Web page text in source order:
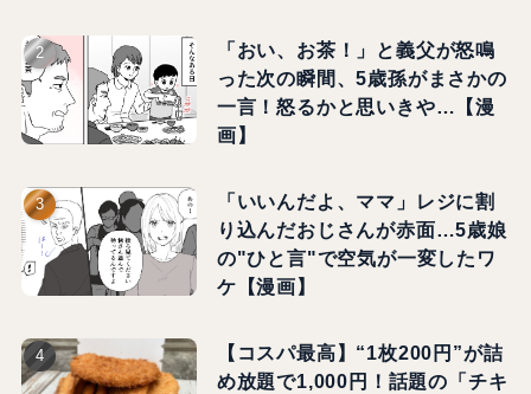
「おい、お茶！」と義父が怒鳴
った次の瞬間、5歳孫がまさかの
一言！怒るかと思いきや…【漫
画】
「いいんだよ、ママ」レジに割
り込んだおじさんが赤面…5歳娘
の"ひと言"で空気が一変したワ
ケ【漫画】
【コスパ最高】“1枚200円”が詰
め放題で1,000円！話題の「チキ